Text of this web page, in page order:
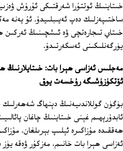
خىتاينىڭ ئوتتۇرا شەرقتىكى ئۇرۇش
ساختىپەزلىك دەپ ئەيىبلىيدۇ. ئۇ يەنە
خىتاي تىجارەتچى ۋە ئىشچىنىڭ ئەركىن
يۈرگەنلىكىنى ئەسكەرتىدۇ.
مەجلىس ئەزاسى ھېرا بات: خىتايلارنىڭ
ئۆتكۈزۈشىگە رۇخسەت يوق
بۈگۈن گوللاندىيەنىڭ دېنھاگ شەھەرلىك
ئابدۇرېھىم غېنى خىتاينىڭ چاغان
ھەققىدە مۇزاكىرە ئېلىپ بېرىلغان.
ئەزاسى ھېرا بات خانىم، مەزكۇر ۋەقە